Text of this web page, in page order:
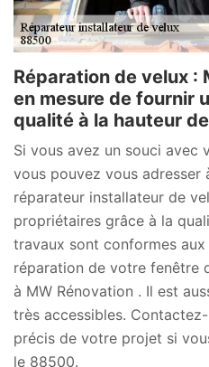
Réparation de velux :
en mesure de fournir
qualité à la hauteur
Si vous avez un souci avec
vous pouvez vous adresser
réparateur installateur de
propriétaires grâce à la
travaux sont conformes aux
réparation de votre fenêtre
à MW Rénovation . Il est
très accessibles.
précis de votre projet si
le 88500.